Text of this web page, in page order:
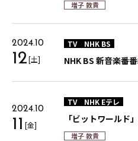
増子 敦貴
2024.10
12[土]
TV NHK BS
NHK BS 新音楽番
2024.10
11 [金]
TV NHK Eテレ
「ビットワールド」
増子 敦貴